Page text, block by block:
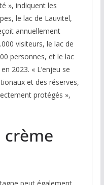
», indiquent les
le lac de Lauvitel,
annuellement
visiteurs, le lac de
personnes, et le lac
2023. « L’enjeu se
et des réserves,
protégés »,